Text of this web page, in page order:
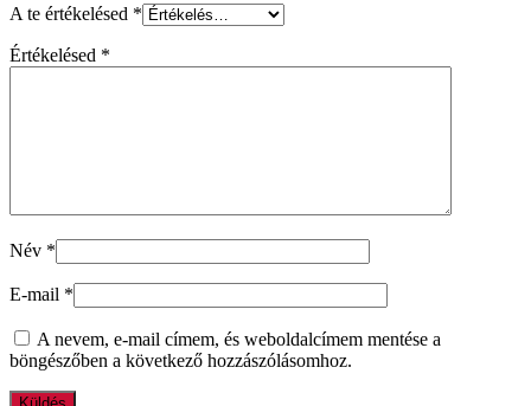
A te értékelésed *
Értékelésed *
Név *
E-mail *
A nevem, e-mail címem, és weboldalcímem mentése a
böngészőben a következő hozzászólásomhoz.